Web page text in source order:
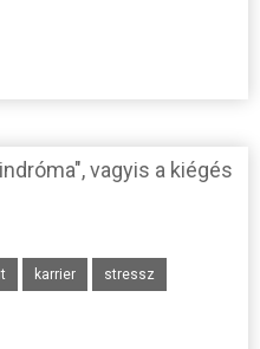
vagyis a kiégés
karrier stressz